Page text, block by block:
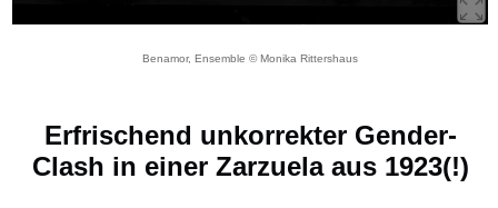
Benamor, Ensemble © Monika Rittershaus
Erfrischend unkorrekter Gender-
Clash in einer Zarzuela aus 1923(!)